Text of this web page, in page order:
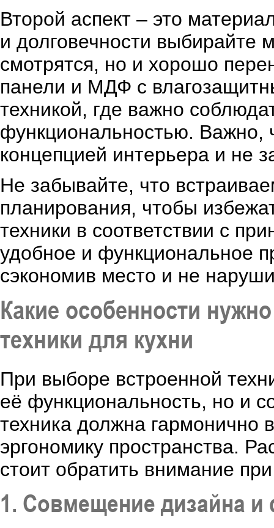
Второй аспект – это
и долговечности выбирайте
смотрятся, но и хорошо
панели и МДФ с
техникой, где важно
функциональностью. Важно,
концепцией интерьера и не
Не забывайте, что
планирования, чтобы
техники в соответствии с
удобное и функциональное
сэкономив место и не
Какие особенности
техники для кухни
При выборе встроенной
её функциональность, но и
техника должна гармонично
эргономику пространства.
стоит обратить внимание
1. Совмещение дизайна и